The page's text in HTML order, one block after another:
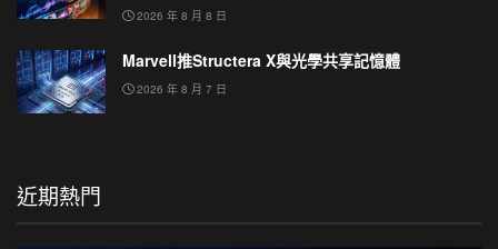
2026 年 8 月 8 日
Marvell推Structera X與光學共享記憶體
2026 年 8 月 7 日
近期熱門